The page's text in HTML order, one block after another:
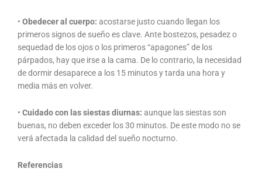
• Obedecer al cuerpo: acostarse justo cuando llegan los
primeros signos de sueño es clave. Ante bostezos, pesadez o
sequedad de los ojos o los primeros “apagones” de los
párpados, hay que irse a la cama. De lo contrario, la necesidad
de dormir desaparece a los 15 minutos y tarda una hora y
media más en volver.
• Cuidado con las siestas diurnas: aunque las siestas son
buenas, no deben exceder los 30 minutos. De este modo no se
verá afectada la calidad del sueño nocturno.
Referencias